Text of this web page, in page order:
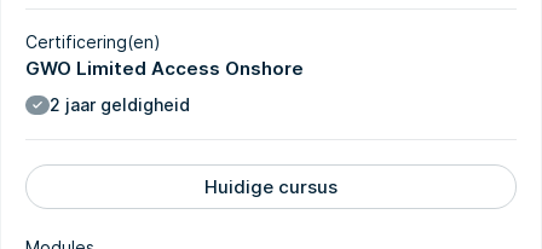
Certificering(en)
GWO Limited Access Onshore
2 jaar geldigheid
Huidige cursus